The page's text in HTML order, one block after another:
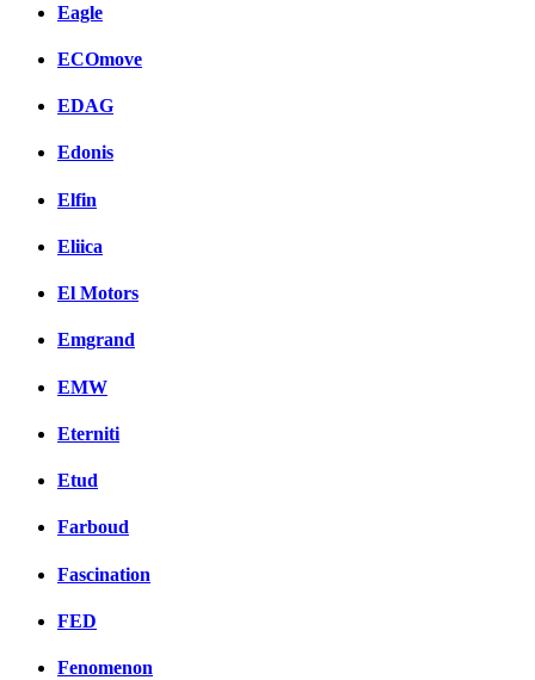
Eagle
ECOmove
EDAG
Edonis
Elfin
Eliica
El Motors
Emgrand
EMW
Eterniti
Etud
Farboud
Fascination
FED
Fenomenon